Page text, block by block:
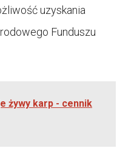
uzyskania
Funduszu
żywy karp - cennik